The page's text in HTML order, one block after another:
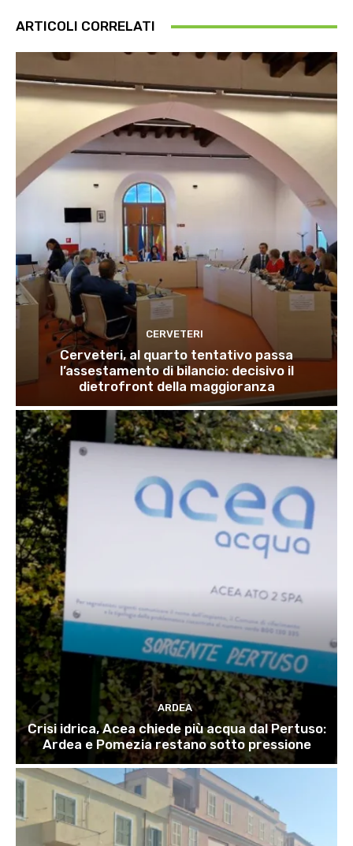
ARTICOLI CORRELATI
CERVETERI
Cerveteri, al quarto tentativo passa
l’assestamento di bilancio: decisivo il
dietrofront della maggioranza
ARDEA
Crisi idrica, Acea chiede più acqua dal Pertuso:
Ardea e Pomezia restano sotto pressione